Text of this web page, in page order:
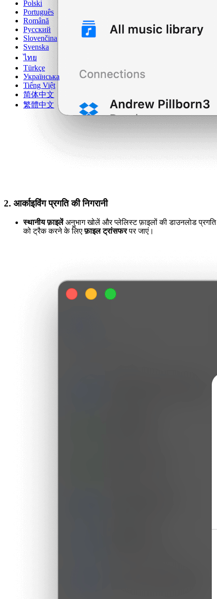
Polski
Português
Română
Русский
Slovenčina
Svenska
ไทย
Türkçe
Українська
Tiếng Việt
简体中文
繁體中文
2. आर्काइविंग प्रगति की निगरानी
स्थानीय फ़ाइलेंअनुभाग खोलें और प्लेलिस्ट फ़ाइलों की डाउनलोड प्रगति
को ट्रैक करने के लिएफ़ाइल ट्रांसफरपर जाएं।